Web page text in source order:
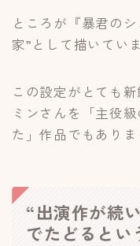
ところが『暴君の
家”として描いていま
この設定がとても
ミンさんを「主役
た」作品でもありま
“出演作が続
でたどるとい